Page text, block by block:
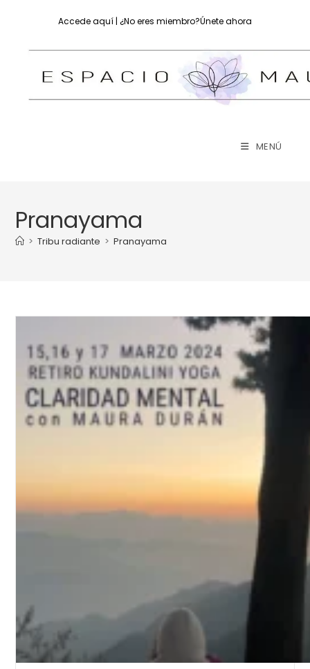
Accede aquí | ¿No eres miembro?Únete ahora
MENÚ
Pranayama
> Tribu radiante > Pranayama